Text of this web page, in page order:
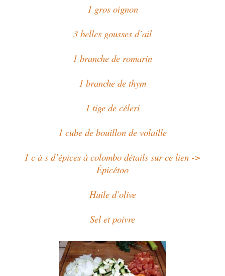
1 gros oignon
3 belles gousses d’ail
1 branche de romarin
1 branche de thym
1 tige de céleri
1 cube de bouillon de volaille
1 c à s d’épices à colombo détails sur ce lien ->
Épicétoo
Huile d’olive
Sel et poivre